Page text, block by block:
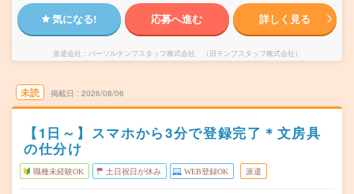
気になる! 応募へ進む 詳しく見る
派遣会社 パーソルテンプスタッフ株式会社 （旧テンプスタッフ株式会社）
未読 掲載日 2026/08/06
【1日～】スマホから3分で登録完了＊文房具
の仕分け
職種未経験OK 土日祝日が休み WEB登録OK 派遣